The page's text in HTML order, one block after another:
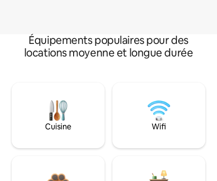
Équipements populaires pour des
locations moyenne et longue durée
Cuisine Wifi